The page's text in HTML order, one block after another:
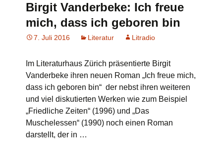
Birgit Vanderbeke: Ich freue
mich, dass ich geboren bin
7. Juli 2016 Literatur Litradio
Im Literaturhaus Zürich präsentierte Birgit
Vanderbeke ihren neuen Roman „Ich freue mich,
dass ich geboren bin“ der nebst ihren weiteren
und viel diskutierten Werken wie zum Beispiel
„Friedliche Zeiten“ (1996) und „Das
Muschelessen“ (1990) noch einen Roman
darstellt, der in …